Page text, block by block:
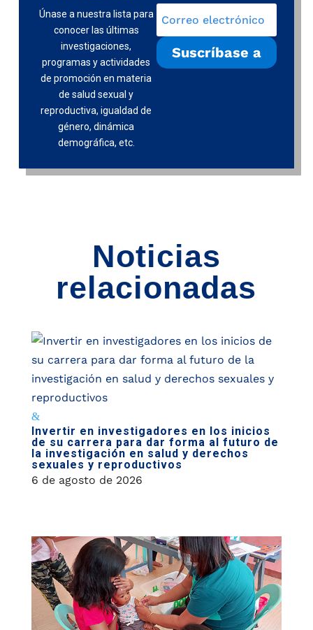
Únase a nuestra lista para
conocer las últimas
investigaciones,
programas y actividades
de promoción en materia
de salud sexual y
reproductiva, igualdad de
género, dinámica
demográfica, etc.
Suscríbase a
Noticias
relacionadas
Invertir en investigadores en los inicios
de su carrera para dar forma al futuro de
la investigación en salud y derechos
sexuales y reproductivos
6 de agosto de 2026